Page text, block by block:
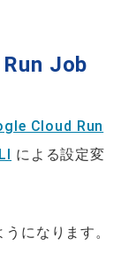
Job
Cloud Run
による設定変
になります。